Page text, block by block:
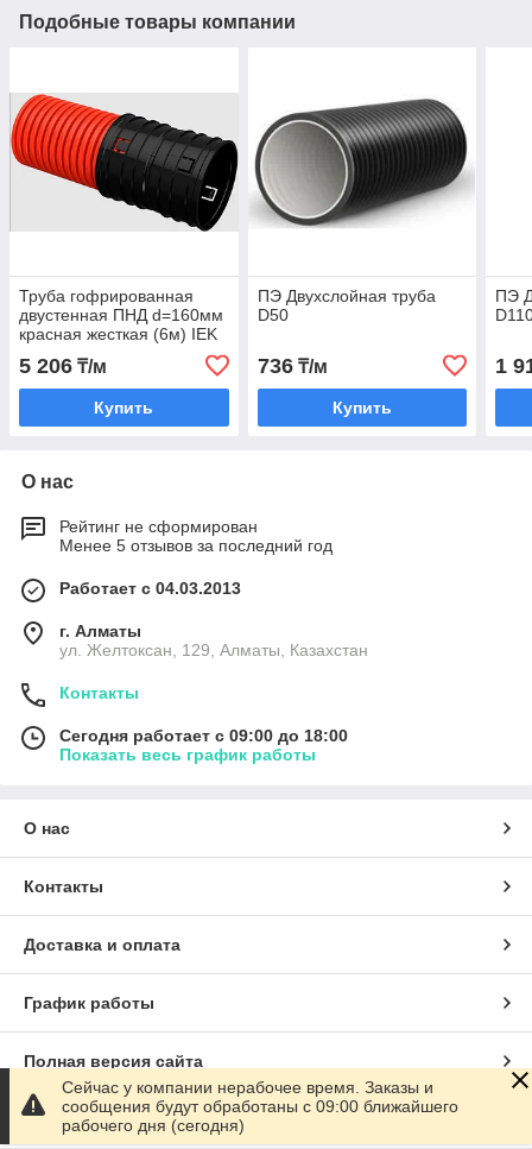
Подобные товары компании
Труба гофрированная
двустенная ПНД d=160мм
красная жесткая (6м) IEK
5 206 ₸/м
Купить
ПЭ Двухслойная труба
D50
736₸/м
Купить
ПЭ
1
О нас
Рейтинг не сформирован
Менее 5 отзывов за последний год
Работает с 04.03.2013
г. Алматы
ул. Желтоксан, 129, Алматы, Казахстан
Контакты
Сегодня работает с 09:00 до 18:00
Показать весь график работы
О нас
Контакты
Доставка и оплата
График работы
Полная версия сайта
Сайт создан на маркетплейсе
Сейчас у компании нерабочее время. Заказы и
сообщения будут обработаны с 09:00 ближайшего
рабочего дня (сегодня)